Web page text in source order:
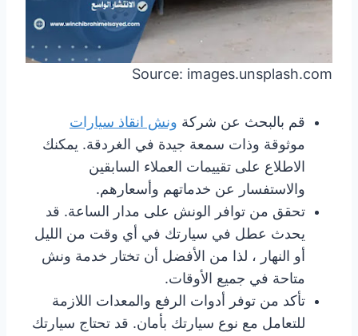
Source: images.unsplash.com
قم بالبحث عن شركة ونش انقاذ سيارات
موثوقة وذات سمعة جيدة في الغردقة. يمكنك
الاطلاع على تقييمات العملاء السابقين
والاستفسار عن خدماتهم وأسعارهم.
تحقق من توافر الونش على مدار الساعة. قد
يحدث عطل في سيارتك في أي وقت من الليل
أو النهار ، لذا من الأفضل أن تختار خدمة ونش
متاحة في جميع الأوقات.
تأكد من توفر أدوات الرفع والمعدات اللازمة
للتعامل مع نوع سيارتك بأمان. قد تحتاج سيارتك